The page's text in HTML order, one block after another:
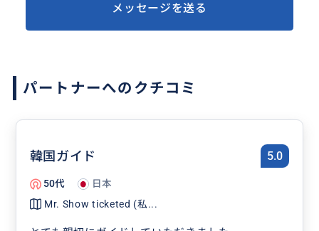
メッセージを送る
パートナーへのクチコミ
韓国ガイド 5.0
50代
日本
Mr. Show ticketed (私...